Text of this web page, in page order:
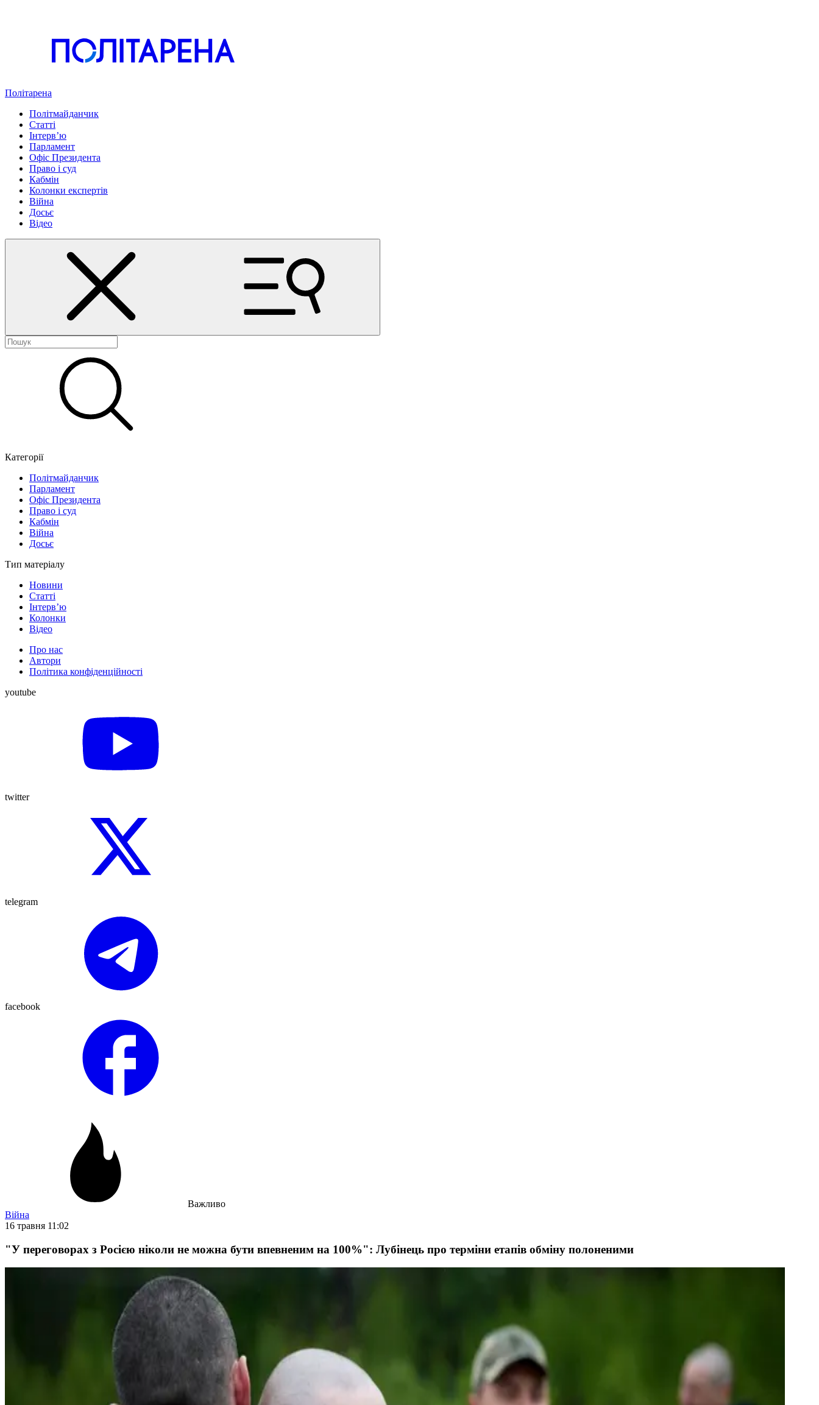
Політарена
Політмайданчик
Статті
Інтервʼю
Парламент
Офіс Президента
Право і суд
Кабмін
Колонки експертів
Війна
Досьє
Відео
Категорії
Політмайданчик
Парламент
Офіс Президента
Право і суд
Кабмін
Війна
Досьє
Тип матеріалу
Новини
Статті
Інтерв’ю
Колонки
Відео
Про нас
Автори
Політика конфіденційності
youtube
twitter
telegram
facebook
Важливо
Війна
16 травня 11:02
"У переговорах з Росією ніколи не можна бути впевненим на 100%": Лубінець про терміни етапів обміну полоненими